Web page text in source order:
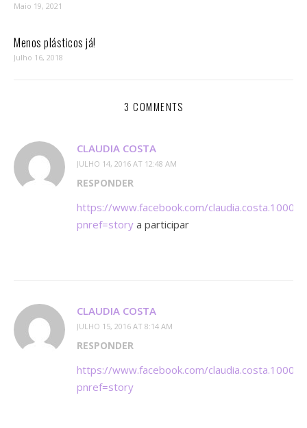
Maio 19, 2021
Menos plásticos já!
Julho 16, 2018
3 COMMENTS
CLAUDIA COSTA
JULHO 14, 2016 AT 12:48 AM
RESPONDER
https://www.facebook.com/
pnref=story a participar
CLAUDIA COSTA
JULHO 15, 2016 AT 8:14 AM
RESPONDER
https://www.facebook.com/
pnref=story